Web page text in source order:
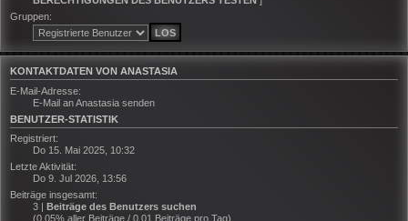
Gruppen:
KONTAKTDATEN VON ANASTASIA
E-Mail-Adresse:
E-Mail an Anastasia senden
BENUTZER-STATISTIK
Registriert:
Do 15. Mai 2025, 10:32
Letzte Aktivität:
Do 9. Jul 2026, 13:56
Beiträge insgesamt:
3 | Beiträge des Benutzers suchen
(0.05% aller Beiträge / 0.01 Beiträge pro Tag)